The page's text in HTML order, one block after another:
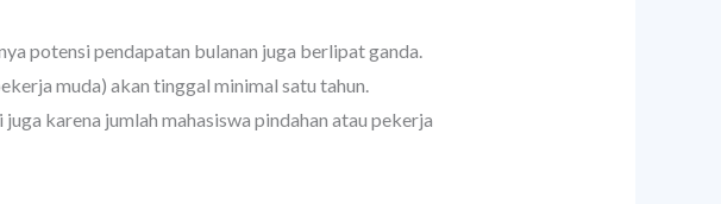
potensi pendapatan bulanan juga berlipat ganda.
muda) akan tinggal minimal satu tahun.
karena jumlah mahasiswa pindahan atau pekerja